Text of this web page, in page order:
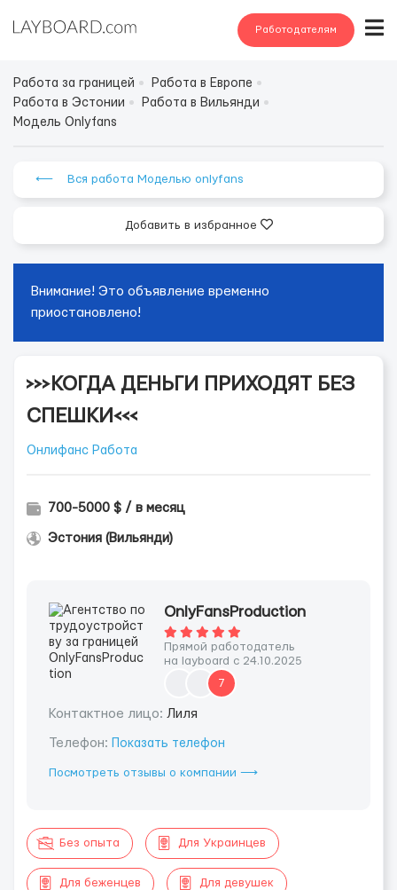
Работодателям
Работа за границей
Работа в Европе
Работа в Эстонии
Работа в Вильянди
Модель Onlyfans
⟵ Вся работа Моделью onlyfans
Добавить в избранное
Внимание! Это объявление временно
приостановлено!
>>>КОГДА ДЕНЬГИ ПРИХОДЯТ БЕЗ
СПЕШКИ<<<
Онлифанс Работа
700-5000 $ / в месяц
Эстония (Вильянди)
OnlyFansProduction
Прямой работодатель
на layboard с 24.10.2025
7
Контактное лицо: Лиля
Телефон: Показать телефон
Посмотреть отзывы о компании ⟶
Без опыта Для Украинцев
Для беженцев Для девушек